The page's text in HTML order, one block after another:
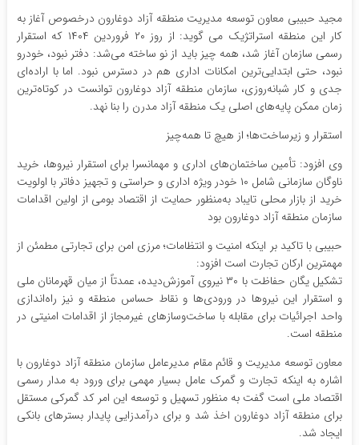
مجید حبیبی معاون توسعه مدیریت منطقه آزاد دوغارون درخصوص آغاز به
کار این منطقه استراتژیک می گوید: از روز ۲۰ فروردین ۱۴۰۴ که استقرار
رسمی سازمان آغاز شد، همه چیز باید از نو ساخته می‌شد: دفتر نبود، خودرو
نبود، حتی ابتدایی‌ترین امکانات اداری هم در دسترس نبود. اما با اراده‌ای
جدی و کار شبانه‌روزی، سازمان منطقه آزاد دوغارون توانست در کوتاه‌ترین
زمان ممکن پایه‌های اصلی یک منطقه آزاد مدرن را بنا نهد.
استقرار و زیرساخت‌ها؛ از هیچ تا همه‌چیز
وی افزود: تأمین ساختمان‌های اداری و مهمانسرا برای استقرار نیروها، خرید
ناوگان سازمانی شامل ۱۰ خودر ویژه اداری و حراستی و تجهیز دفاتر با اولویت
خرید از بازار محلی تایباد به‌منظور حمایت از اقتصاد بومی از اولین اقدامات
سازمان منطقه آزاد دوغارون بود
حبیبی با تاکید بر اینکه امنیت و انتظامات؛ مرزی امن برای تجارتی مطمئن از
مهمترین ارکان تجارت است افزود:
تشکیل یگان حفاظت با ۳۰ نیروی آموزش‌دیده، عمدتاً از میان قهرمانان ملی
و استقرار این نیروها در ورودی‌ها و نقاط حساس منطقه و نیز راه‌اندازی
واحد اجرائیات برای مقابله با ساخت‌وسازهای غیرمجاز از اقدامات امنیتی در
منطقه است.
معاون توسعه مدیریت و قائم مقام مدیرعامل سازمان منطقه آزاد دوغارون با
اشاره به اینکه تجارت و گمرک عامل بسیار مهمی برای ورود به مدار رسمی
اقتصاد ملی است گفت به منظور تسهیل و توسعه این امر کد گمرکی مستقل
برای منطقه آزاد دوغارون اخذ شد و برای درآمدزایی پایدار بسترهای بانکی
ایجاد شد.